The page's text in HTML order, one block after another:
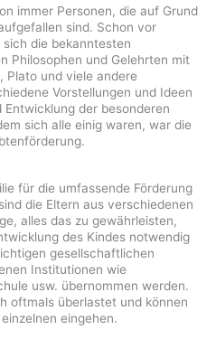
immer Personen, die auf Grund
sind. Schon vor
die bekanntesten
Philosophen und Gelehrten mit
Plato und viele andere
Vorstellungen und Ideen
der besonderen
sich alle einig waren, war die
für die umfassende Förderung
die Eltern aus verschiedenen
alles das zu gewährleisten,
des Kindes notwendig
gesellschaftlichen
Institutionen wie
usw. übernommen werden.
oftmals überlastet und können
eingehen.